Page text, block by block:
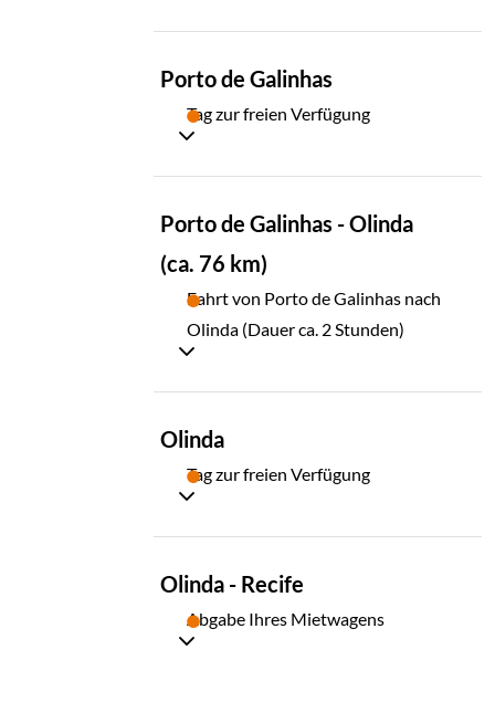
Porto de Galinhas
Tag zur freien Verfügung
Porto de Galinhas - Olinda
(ca. 76 km)
Fahrt von Porto de Galinhas nach
Olinda (Dauer ca. 2 Stunden)
Olinda
Tag zur freien Verfügung
Olinda - Recife
Abgabe Ihres Mietwagens